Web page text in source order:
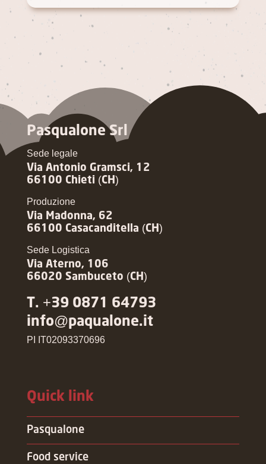
Pasqualone Srl
Sede legale
Via Antonio Gramsci, 12
66100 Chieti (CH)
Produzione
Via Madonna, 62
66100 Casacanditella (CH)
Sede Logistica
Via Aterno, 106
66020 Sambuceto (CH)
T. +39 0871 64793
info@paqualone.it
PI IT02093370696
Quick link
Pasqualone
Food service